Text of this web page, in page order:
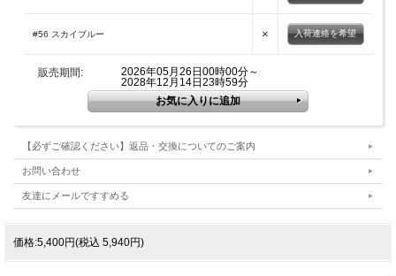
#56 スカイブルー × 入荷連絡を希望
販売期間:
2026年05月26日00時00分～
2028年12月14日23時59分
【必ずご確認ください】返品・交換についてのご案内
お問い合わせ
友達にメールですすめる
価格:5,400円(税込 5,940円)